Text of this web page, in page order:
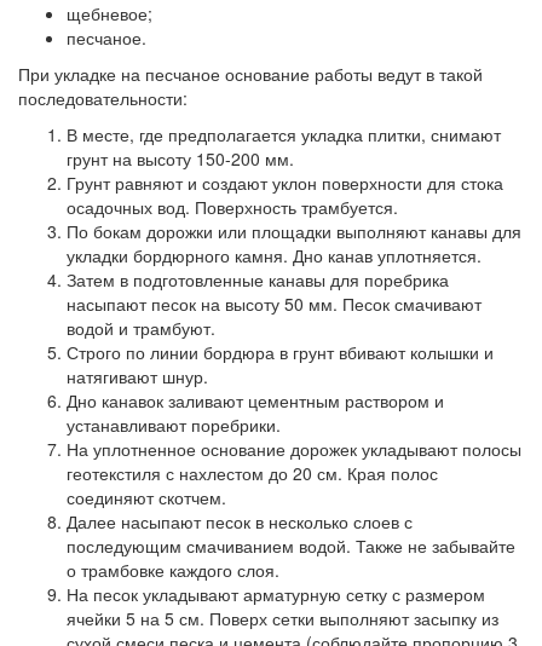
щебневое;
песчаное.
При укладке на песчаное основание работы ведут в такой
последовательности:
В месте, где предполагается укладка плитки, снимают
грунт на высоту 150-200 мм.
Грунт равняют и создают уклон поверхности для стока
осадочных вод. Поверхность трамбуется.
По бокам дорожки или площадки выполняют канавы для
укладки бордюрного камня. Дно канав уплотняется.
Затем в подготовленные канавы для поребрика
насыпают песок на высоту 50 мм. Песок смачивают
водой и трамбуют.
Строго по линии бордюра в грунт вбивают колышки и
натягивают шнур.
Дно канавок заливают цементным раствором и
устанавливают поребрики.
На уплотненное основание дорожек укладывают полосы
геотекстиля с нахлестом до 20 см. Края полос
соединяют скотчем.
Далее насыпают песок в несколько слоев с
последующим смачиванием водой. Также не забывайте
о трамбовке каждого слоя.
На песок укладывают арматурную сетку с размером
ячейки 5 на 5 см. Поверх сетки выполняют засыпку из